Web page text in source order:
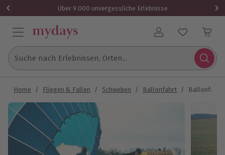
Über 9.000 unvergessliche Erlebnisse
Benutzerkonto
Suche nach Erlebnissen, Orten...
Home / Fliegen & Fallen / Schweben / Ballonfahrt /